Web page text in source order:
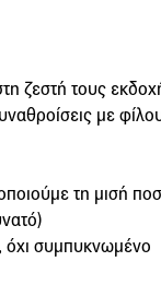
ζεστή τους εκδοχή
με
τη μισή
όχι συμπυκνωμένο